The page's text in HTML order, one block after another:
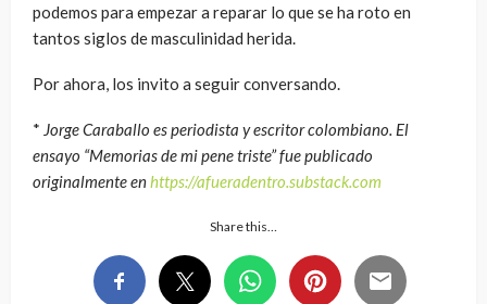
podemos para empezar a reparar lo que se ha roto en
tantos siglos de masculinidad herida.
Por ahora, los invito a seguir conversando.
* Jorge Caraballo es periodista y escritor colombiano. El
ensayo “Memorias de mi pene triste” fue publicado
originalmente enhttps://afueradentro.substack.com
Share this…